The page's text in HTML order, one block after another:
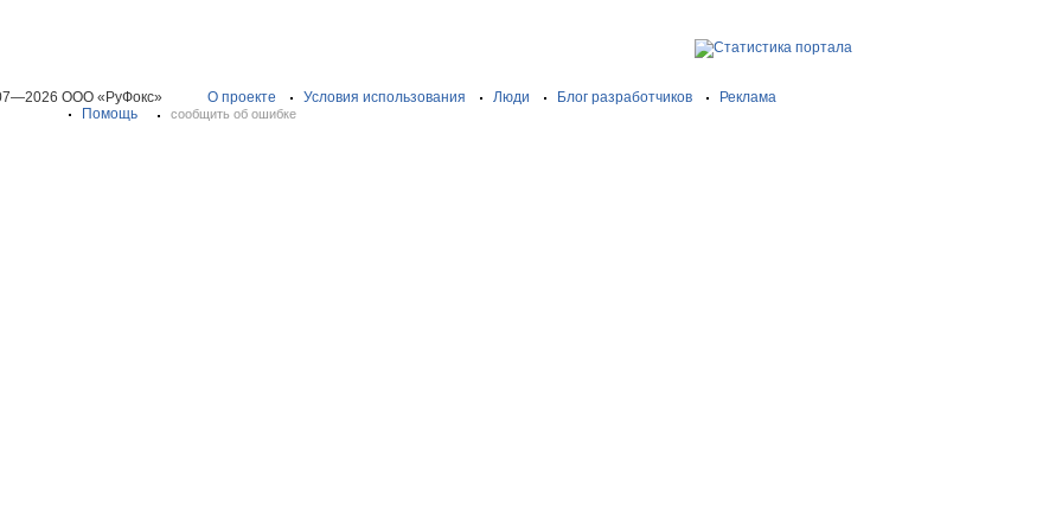
ООО «РуФокс» О проекте Условия использования Люди Блог разработчиков
Реклама
Помощь
сообщить об ошибке